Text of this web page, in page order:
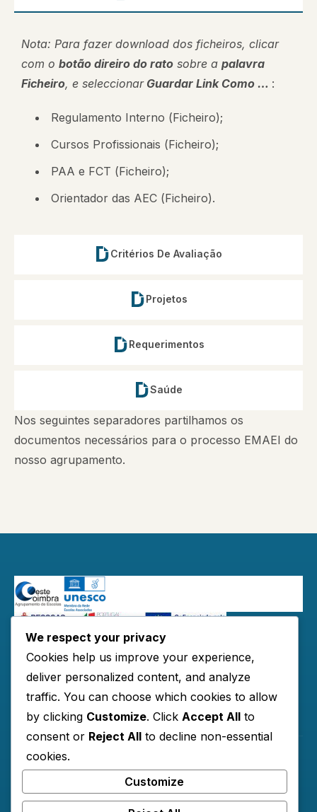
Critérios De Avaliação
Projetos
Requerimentos
Saúde
Nota: Para fazer download dos ficheiros, clicar
com o botão direiro do rato sobre a palavra
Ficheiro, e seleccionarGuardar Link Como … :
Regulamento Interno (Ficheiro);
Cursos Profissionais (Ficheiro);
PAA e FCT (Ficheiro);
Orientador das AEC (Ficheiro).
Nos seguintes separadores partilhamos os
documentos necessários para o processo EMAEI do
nosso agrupamento.
Redes Sociais:
Links Úteis
Horários
Contactos
We respect your privacy
Cookies help us improve your experience,
deliver personalized content, and analyze
traffic. You can choose which cookies to allow
by clicking Customize. Click Accept All to
consent or Reject All to decline non-essential
cookies.
Customize